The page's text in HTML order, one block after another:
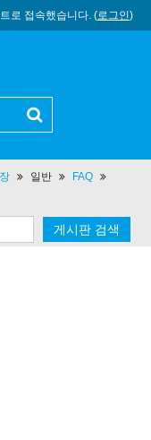
로 접속했습니다. (로그인)
일반
FAQ